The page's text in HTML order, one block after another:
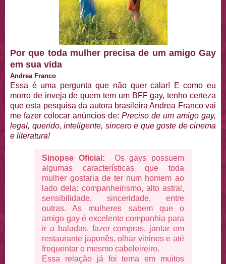
Por que toda mulher precisa de um amigo Gay
em sua vida
Andrea Franco
Essa é uma pergunta que não quer calar! E como eu
morro de inveja de quem tem um BFF gay, tenho certeza
que esta pesquisa da autora brasileira Andrea Franco vai
me fazer colocar anúncios de: Preciso de um amigo gay,
legal, querido, inteligente, sincero e que goste de cinema
e literatura!
Sinopse Oficial: Os gays possuem
algumas características que toda
mulher gostaria de ter num homem ao
lado dela: companheirismo, alto astral,
sensibilidade, sinceridade, entre
outras. As mulheres sabem que o
amigo gay é excelente companhia para
ir a baladas, fazer compras, jantar em
restaurante japonês, olhar vitrines e até
frequentar o mesmo cabeleireiro.
Essa relação já foi tema em muitos